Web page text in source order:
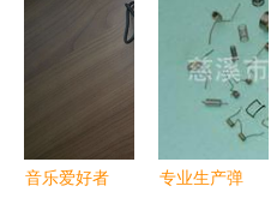
接卡及电脑
线材产品一
览
音乐爱好者
专业生产弹